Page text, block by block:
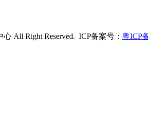
All Right Reserved. ICP备案号： 粤ICP